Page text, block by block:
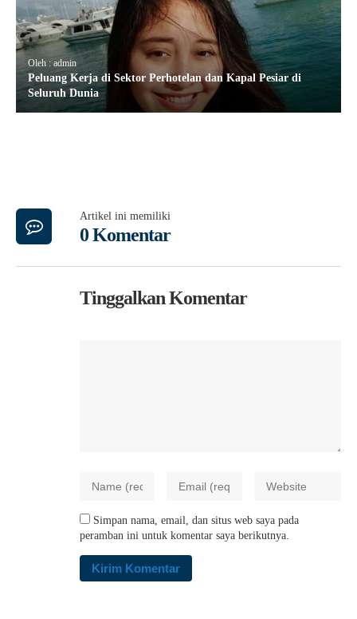
Oleh : admin
Peluang Kerja di Sektor Perhotelan dan Kapal Pesiar di
Seluruh Dunia
Artikel ini memiliki
0 Komentar
Tinggalkan Komentar
Simpan nama, email, dan situs web saya pada
peramban ini untuk komentar saya berikutnya.